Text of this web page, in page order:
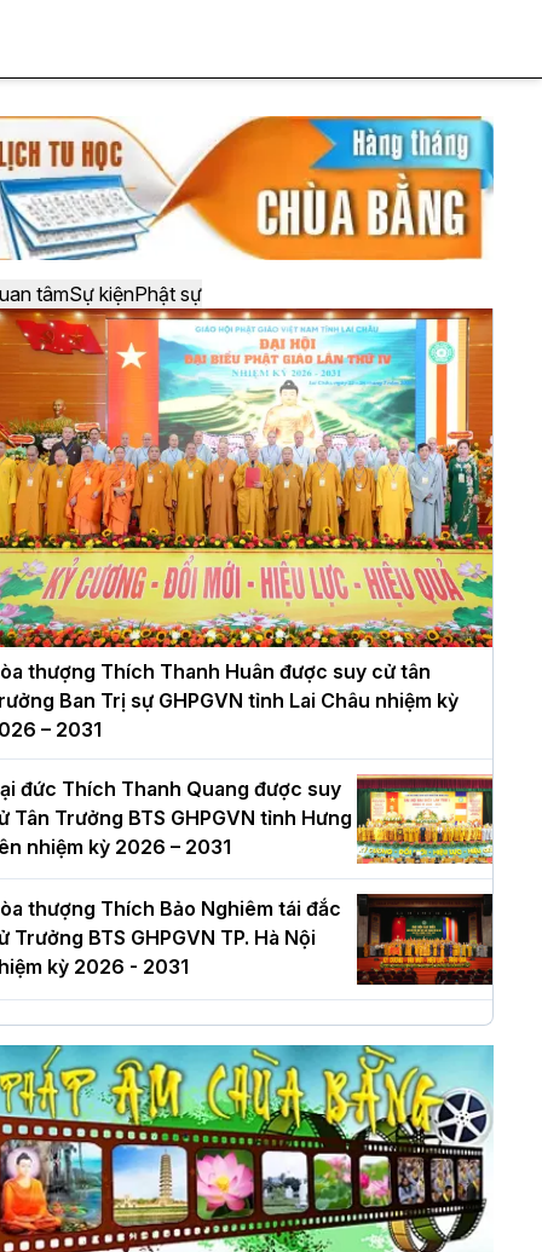
tâmSự kiệnPhật sự
thượng Thích Thanh Huân được suy cử tân
Ban Trị sự GHPGVN tỉnh Lai Châu nhiệm kỳ
– 2031
đức Thích Thanh Quang được suy
Tân Trưởng BTS GHPGVN tỉnh Hưng
nhiệm kỳ 2026 – 2031
thượng Thích Bảo Nghiêm tái đắc
Trưởng BTS GHPGVN TP. Hà Nội
kỳ 2026 - 2031
Nội: Long trọng lễ khởi công xây
Trung tâm văn hóa Phật giáo Thủ
Nội: Ngày tu học cuối cùng khép lại
sinh hoạt Phật pháp mùa hè lần